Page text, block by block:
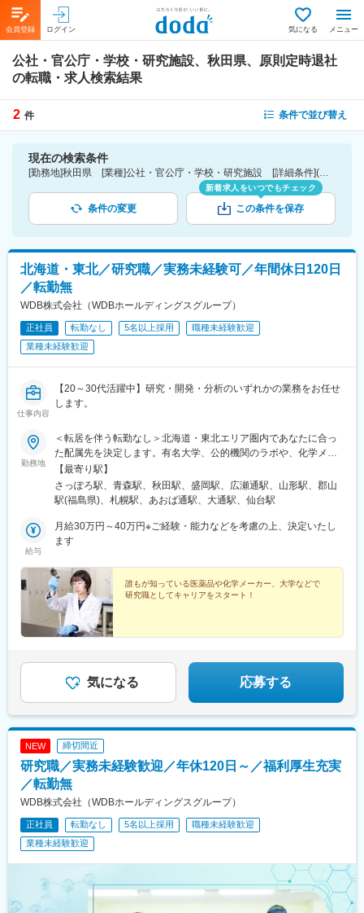
会員登録 ログイン 気になる メニュー
公社・官公庁・学校・研究施設、秋田県、原則定時退社
の転職・求人検索結果
2 件 条件で並び替え
現在の検索条件
[勤務地]秋田県 [業種]公社・官公庁・学校・研究施設 [詳細条件](休日・働き方)原則定時退社
条件の変更
新着求人をいつでもチェック
この条件を保存
北海道・東北／研究職／実務未経験可／年間休日120日
／転勤無
WDB株式会社（WDBホールディングスグループ）
正社員 転勤なし 5名以上採用
職種未経験歓迎
業種未経験歓迎
仕事内容
【20～30代活躍中】研究・開発・分析のいずれかの業務をお任せ
します。
勤務地
＜転居を伴う転勤なし＞北海道・東北エリア圏内であなたに合っ
た配属先を決定します。有名大学、公的機関のラボや、化学メー
カーなどの地元優良企業で、ご希望とご経験を踏まえ、ご活躍い
ただきます。◆あなたのご希望の職種、勤務地などをお伺いして
配属先を選定します。◆現住所、もしくはご希望の居住地から、
秋田県・岩手県・宮城県・山形県・福島県※自動車通勤OK※受動喫
煙対策：屋内禁煙
【最寄り駅】
さっぽろ駅、青森駅、秋田駅、盛岡駅、広瀬通駅、山形駅、郡山
駅(福島県)、札幌駅、あおば通駅、大通駅、仙台駅
給与
月給30万円～40万円※ご経験・能力などを考慮の上、決定いたし
ます
誰もが知っている医薬品や化学メーカー、大学などで
研究職としてキャリアをスタート！
気になる 応募する
NEW 締切間近
研究職／実務未経験歓迎／年休120日～／福利厚生充実
／転勤無
WDB株式会社（WDBホールディングスグループ）
正社員 転勤なし 5名以上採用
職種未経験歓迎
業種未経験歓迎